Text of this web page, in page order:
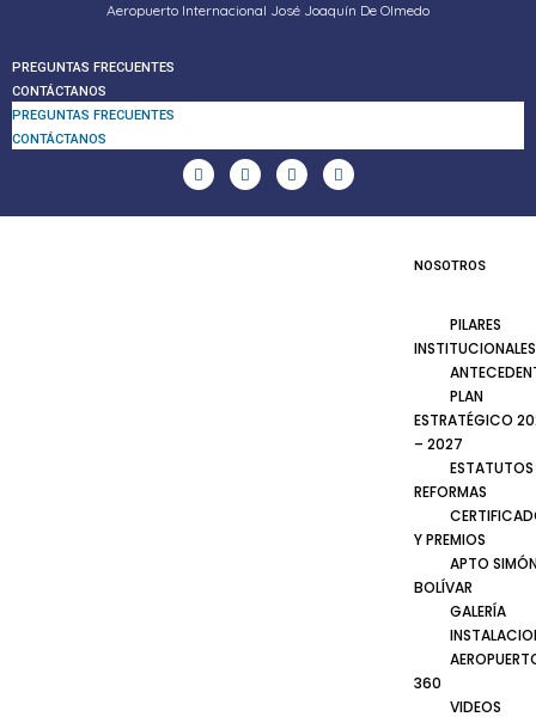
Aeropuerto Internacional José Joaquín De Olmedo
PREGUNTAS FRECUENTES
CONTÁCTANOS
PREGUNTAS FRECUENTES
CONTÁCTANOS
NOSOTROS
PILARES
INSTITUCIONALES
PLAN
ESTRATÉGICO
– 2027
ESTATUTOS
REFORMAS
Y PREMIOS
APTO
BOLÍVAR
GALERÍA
360
VIDEOS